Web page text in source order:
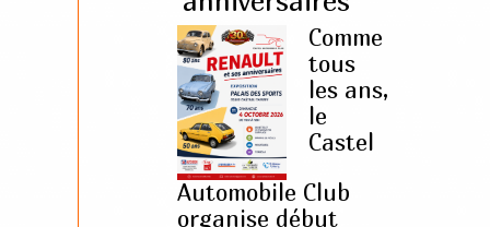
Comme
tous
les ans,
le
Castel
Automobile Club
organise début